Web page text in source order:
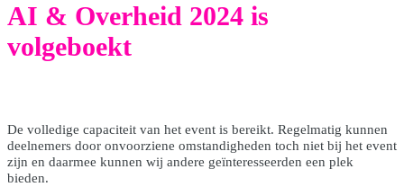
AI & Overheid 2024 is
volgeboekt
De volledige capaciteit van het event is bereikt. Regelmatig kunnen
deelnemers door onvoorziene omstandigheden toch niet bij het event
zijn en daarmee kunnen wij andere geïnteresseerden een plek
bieden.